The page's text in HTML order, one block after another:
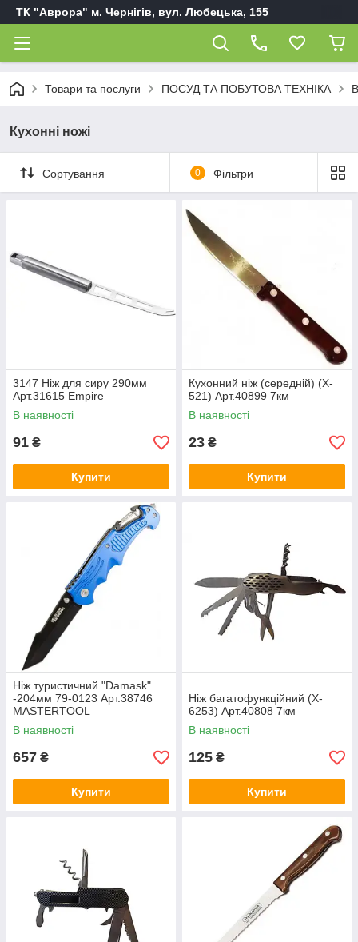
ТК "Аврора" м. Чернігів, вул. Любецька, 155
Товари та послуги ПОСУД ТА ПОБУТОВА ТЕХНІКА
Кухонні ножі
Сортування 0 Фільтри
3147 Ніж для сиру 290мм
Арт.31615 Empire
В наявності
91 ₴
Купити
Кухонний ніж (середній) (X-
521) Арт.40899 7км
В наявності
23 ₴
Купити
Ніж туристичний "Damask"
-204мм 79-0123 Арт.38746
MASTERTOOL
В наявності
657 ₴
Купити
Ніж багатофункційний (X-
6253) Арт.40808 7км
В наявності
125 ₴
Купити